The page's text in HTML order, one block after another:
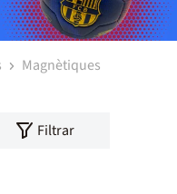
Magnètiques
Filtrar